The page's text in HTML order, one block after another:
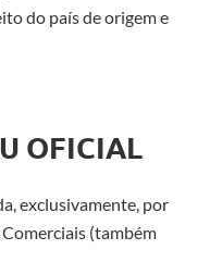
do país de origem e
OFICIAL
exclusivamente, por
Comerciais (também